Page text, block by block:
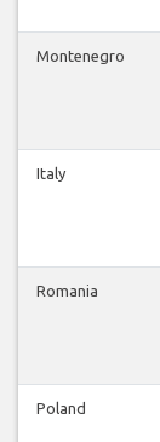
Montenegro
Italy
Romania
Poland